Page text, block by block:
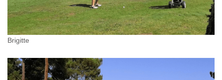
Brigitte